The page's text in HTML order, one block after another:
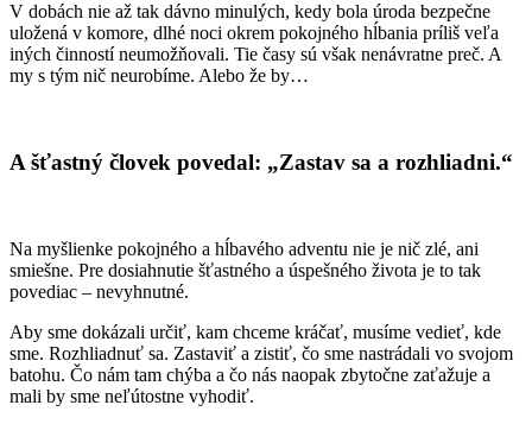
V dobách nie až tak dávno minulých, kedy bola úroda bezpečne
uložená v komore, dlhé noci okrem pokojného hĺbania príliš veľa
iných činností neumožňovali. Tie časy sú však nenávratne preč. A
my s tým nič neurobíme. Alebo že by…
A šťastný človek povedal: „Zastav sa a rozhliadni.“
Na myšlienke pokojného a hĺbavého adventu nie je nič zlé, ani
smiešne. Pre dosiahnutie šťastného a úspešného života je to tak
povediac – nevyhnutné.
Aby sme dokázali určiť, kam chceme kráčať, musíme vedieť, kde
sme. Rozhliadnuť sa. Zastaviť a zistiť, čo sme nastrádali vo svojom
batohu. Čo nám tam chýba a čo nás naopak zbytočne zaťažuje a
mali by sme neľútostne vyhodiť.